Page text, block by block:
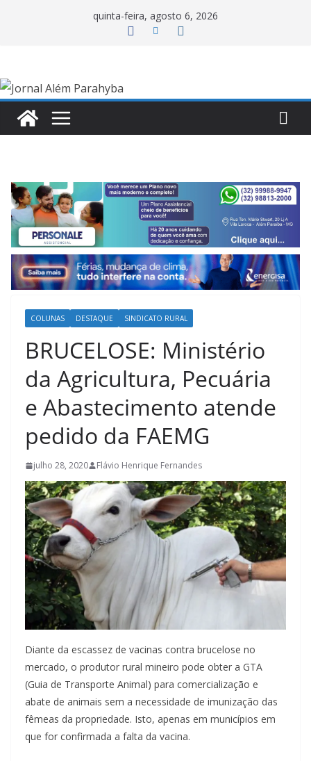
quinta-feira, agosto 6, 2026
COLUNAS DESTAQUE SINDICATO RURAL
BRUCELOSE: Ministério
da Agricultura, Pecuária
e Abastecimento atende
pedido da FAEMG
julho 28, 2020 Flávio Henrique Fernandes
Diante da escassez de vacinas contra brucelose no
mercado, o produtor rural mineiro pode obter a GTA
(Guia de Transporte Animal) para comercialização e
abate de animais sem a necessidade de imunização das
fêmeas da propriedade. Isto, apenas em municípios em
que for confirmada a falta da vacina.